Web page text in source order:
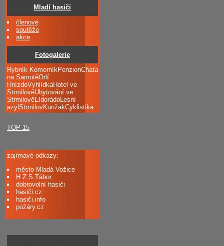
Mladí hasiči
členové
soutěže
akce
Fotogalerie
Rybník KomorníkPenzionChata
na SamotěOrlí
HnízdoVyhlídkaHotel ve
StrmilověUbytování ve
StrmilověEldorádoLesní
azylStrmilovKunžakCyklistika
TOP 15
zajímavé odkazy:
město Mladá Vožice
H Z S Tábor
dobrovolní hasiči
hasiči.cz
hasiči.info
požáry.cz